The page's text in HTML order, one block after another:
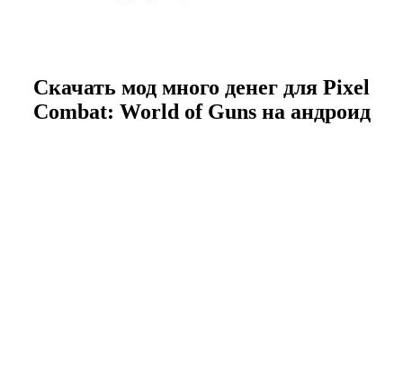
Скачать мод много денег для Pixel
Combat: World of Guns на андроид